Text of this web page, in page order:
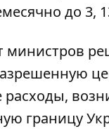
до 3,
министров
границу